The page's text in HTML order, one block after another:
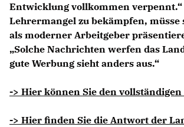
Entwicklung vollkommen verpennt.“
Lehrermangel zu bekämpfen, müsse
als moderner Arbeitgeber
Solche Nachrichten werfen das
gute Werbung sieht anders aus.“
-> Hier können Sie den
-> Hier finden Sie die Antwort der